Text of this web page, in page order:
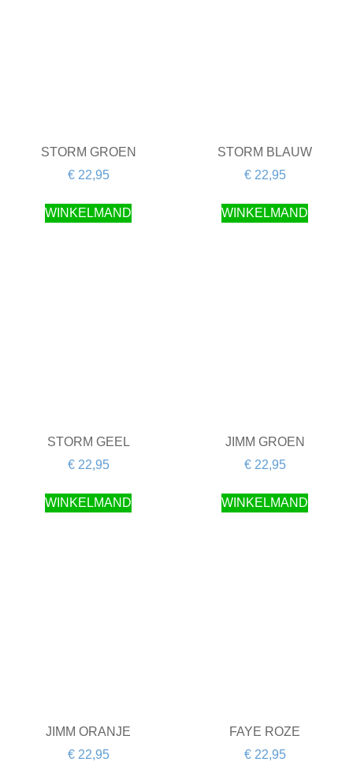
STORM GROEN
€22,95
WINKELMAND
STORM BLAUW
€22,95
WINKELMAND
STORM GEEL
€22,95
WINKELMAND
JIMM GROEN
€22,95
WINKELMAND
JIMM ORANJE
€22,95
FAYE ROZE
€22,95